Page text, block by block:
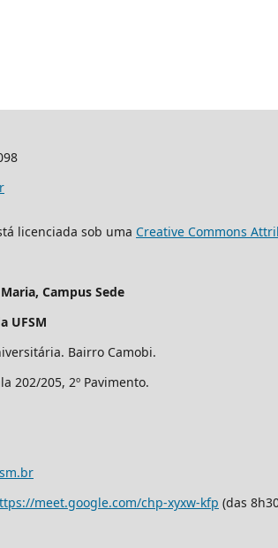
licenciada sob uma Creative Commons
Campus Sede
UFSM
Bairro Camobi.
202/205, 2º Pavimento.
meet.google.com/chp-xyxw-kfp (das